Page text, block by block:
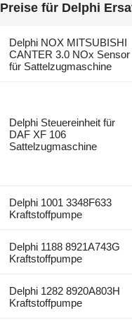
Preise für Delphi
Delphi NOX MITSUBISHI
CANTER 3.0 NOx Sensor
für Sattelzugmaschine
Delphi Steuereinheit für
DAF XF 106
Sattelzugmaschine
Delphi 1001 3348F633
Kraftstoffpumpe
Delphi 1188 8921A743G
Kraftstoffpumpe
Delphi 1282 8920A803H
Kraftstoffpumpe